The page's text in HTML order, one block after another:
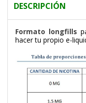
DESCRIPCIÓN
Formato longfills
hacer tu propio e-